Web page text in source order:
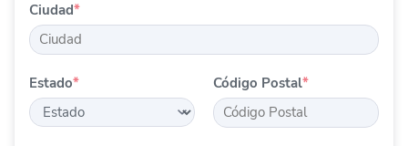
Ciudad*
Estado* Código Postal*